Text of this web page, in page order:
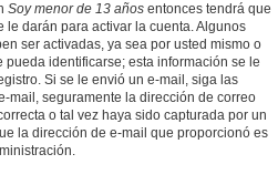
Soy menor de 13 años entonces tendrá que
darán para activar la cuenta. Algunos
ser activadas, ya sea por usted mismo o
identificarse; esta información se le
Si se le envió un e-mail, siga las
mail, seguramente la dirección de correo
o tal vez haya sido capturada por un
la dirección de e-mail que proporcionó es